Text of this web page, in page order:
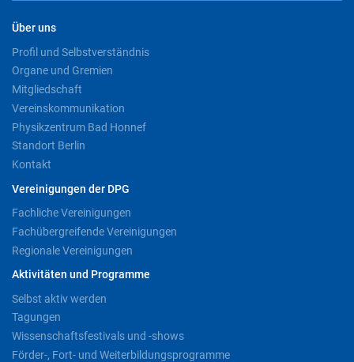
Über uns
Profil und Selbstverständnis
Organe und Gremien
Mitgliedschaft
Vereinskommunikation
Physikzentrum Bad Honnef
Standort Berlin
Kontakt
Vereinigungen der DPG
Fachliche Vereinigungen
Fachübergreifende Vereinigungen
Regionale Vereinigungen
Aktivitäten und Programme
Selbst aktiv werden
Tagungen
Wissenschaftsfestivals und -shows
Förder-, Fort- und Weiterbildungsprogramme